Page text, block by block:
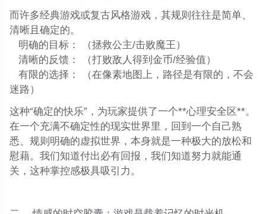
而许多经典游戏或复古风格游戏，其规则往往是简单、
清晰且确定的。
明确的目标：
（拯救公主/击败魔王）
清晰的反馈：
（打败敌人得到金币/经验值）
有限的选择：
（在像素地图上，路径是有限的，不会
迷路）
这种“确定的快乐”，为玩家提供了一个**心理安全区**。
在一个充满不确定性的现实世界里，回到一个自己熟
悉、规则明确的虚拟世界，本身就是一种极大的放松和
慰藉。我们知道付出必有回报，我们知道努力就能通
关，这种掌控感极具吸引力。